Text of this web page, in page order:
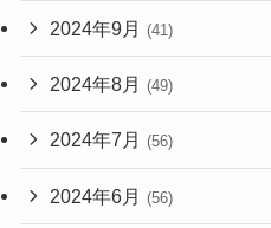
2024年9月 (41)
2024年8月 (49)
2024年7月 (56)
2024年6月 (56)